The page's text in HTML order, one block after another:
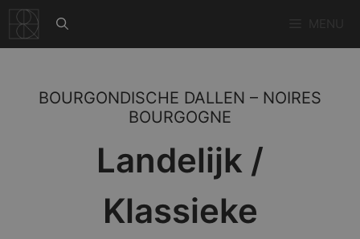
naar
de
BOURGONDISCHE DALLEN – NOIRES
BOURGOGNE
Landelijk /
Klassieke